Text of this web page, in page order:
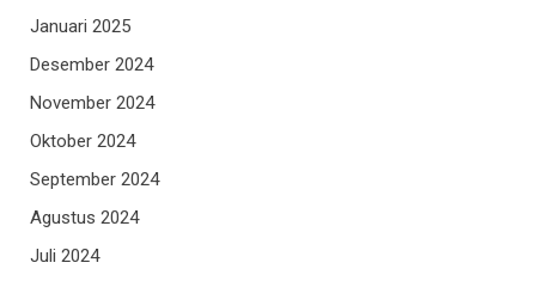
Januari 2025
Desember 2024
November 2024
Oktober 2024
September 2024
Agustus 2024
Juli 2024